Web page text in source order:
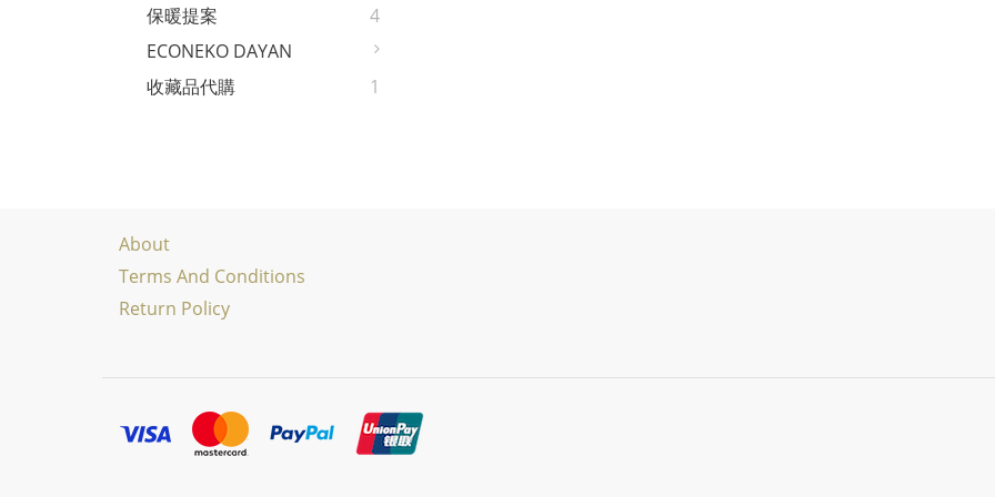
保暖提案
4
ECONEKO DAYAN
收藏品代購
1
About
Terms And Conditions
Return Policy